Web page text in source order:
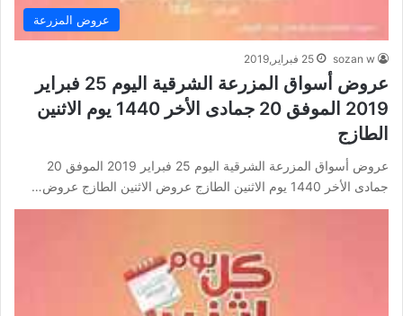
عروض المزرعة
sozan w 25 فبراير,2019
عروض أسواق المزرعة الشرقية اليوم 25 فبراير
2019 الموفق 20 جمادى الأخر 1440 يوم الاثنين
الطازج
عروض أسواق المزرعة الشرقية اليوم 25 فبراير 2019 الموفق 20
جمادى الأخر 1440 يوم الاثنين الطازج عروض الاثنين الطازج عروض…